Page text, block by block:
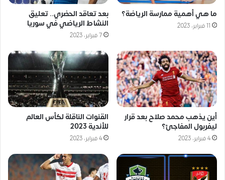
ما هي أهمية ممارسة الرياضة؟
11 فبراير، 2023
بعد تعاقد الحضري.. تعليق
النشاط الرياضي في سوريا
7 فبراير، 2023
أين يذهب محمد صلاح بعد قرار
ليفربول المفاجئ؟
4 فبراير، 2023
القنوات الناقلة لكأس العالم
للأندية 2023
4 فبراير، 2023